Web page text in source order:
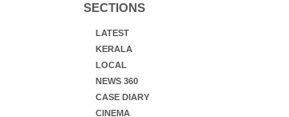
SECTIONS
LATEST
KERALA
LOCAL
NEWS 360
CASE DIARY
CINEMA